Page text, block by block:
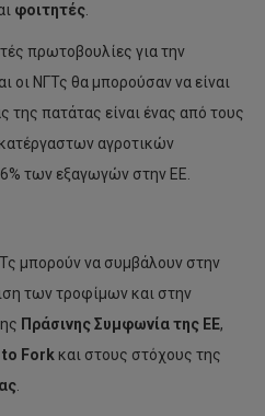
φοιτητές
πρωτοβουλίες για την
οι ΝΓΤς θα μπορούσαν να είναι
της πατάτας είναι ένας από τους
αγροτικών
των εξαγωγών στην ΕΕ.
μπορούν να συμβάλουν στην
των τροφίμων και στην
Πράσινης Συμφωνία της ΕΕ,
to Fork και στους στόχους της